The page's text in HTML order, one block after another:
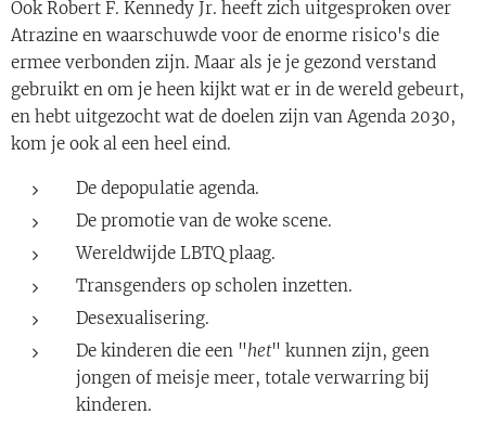
Ook Robert F. Kennedy Jr. heeft zich uitgesproken over
Atrazine en waarschuwde voor de enorme risico's die
ermee verbonden zijn. Maar als je je gezond verstand
gebruikt en om je heen kijkt wat er in de wereld gebeurt,
en hebt uitgezocht wat de doelen zijn van Agenda 2030,
kom je ook al een heel eind.
De depopulatie agenda.
De promotie van de woke scene.
Wereldwijde LBTQ plaag.
Transgenders op scholen inzetten.
Desexualisering.
De kinderen die een "het" kunnen zijn, geen
jongen of meisje meer, totale verwarring bij
kinderen.